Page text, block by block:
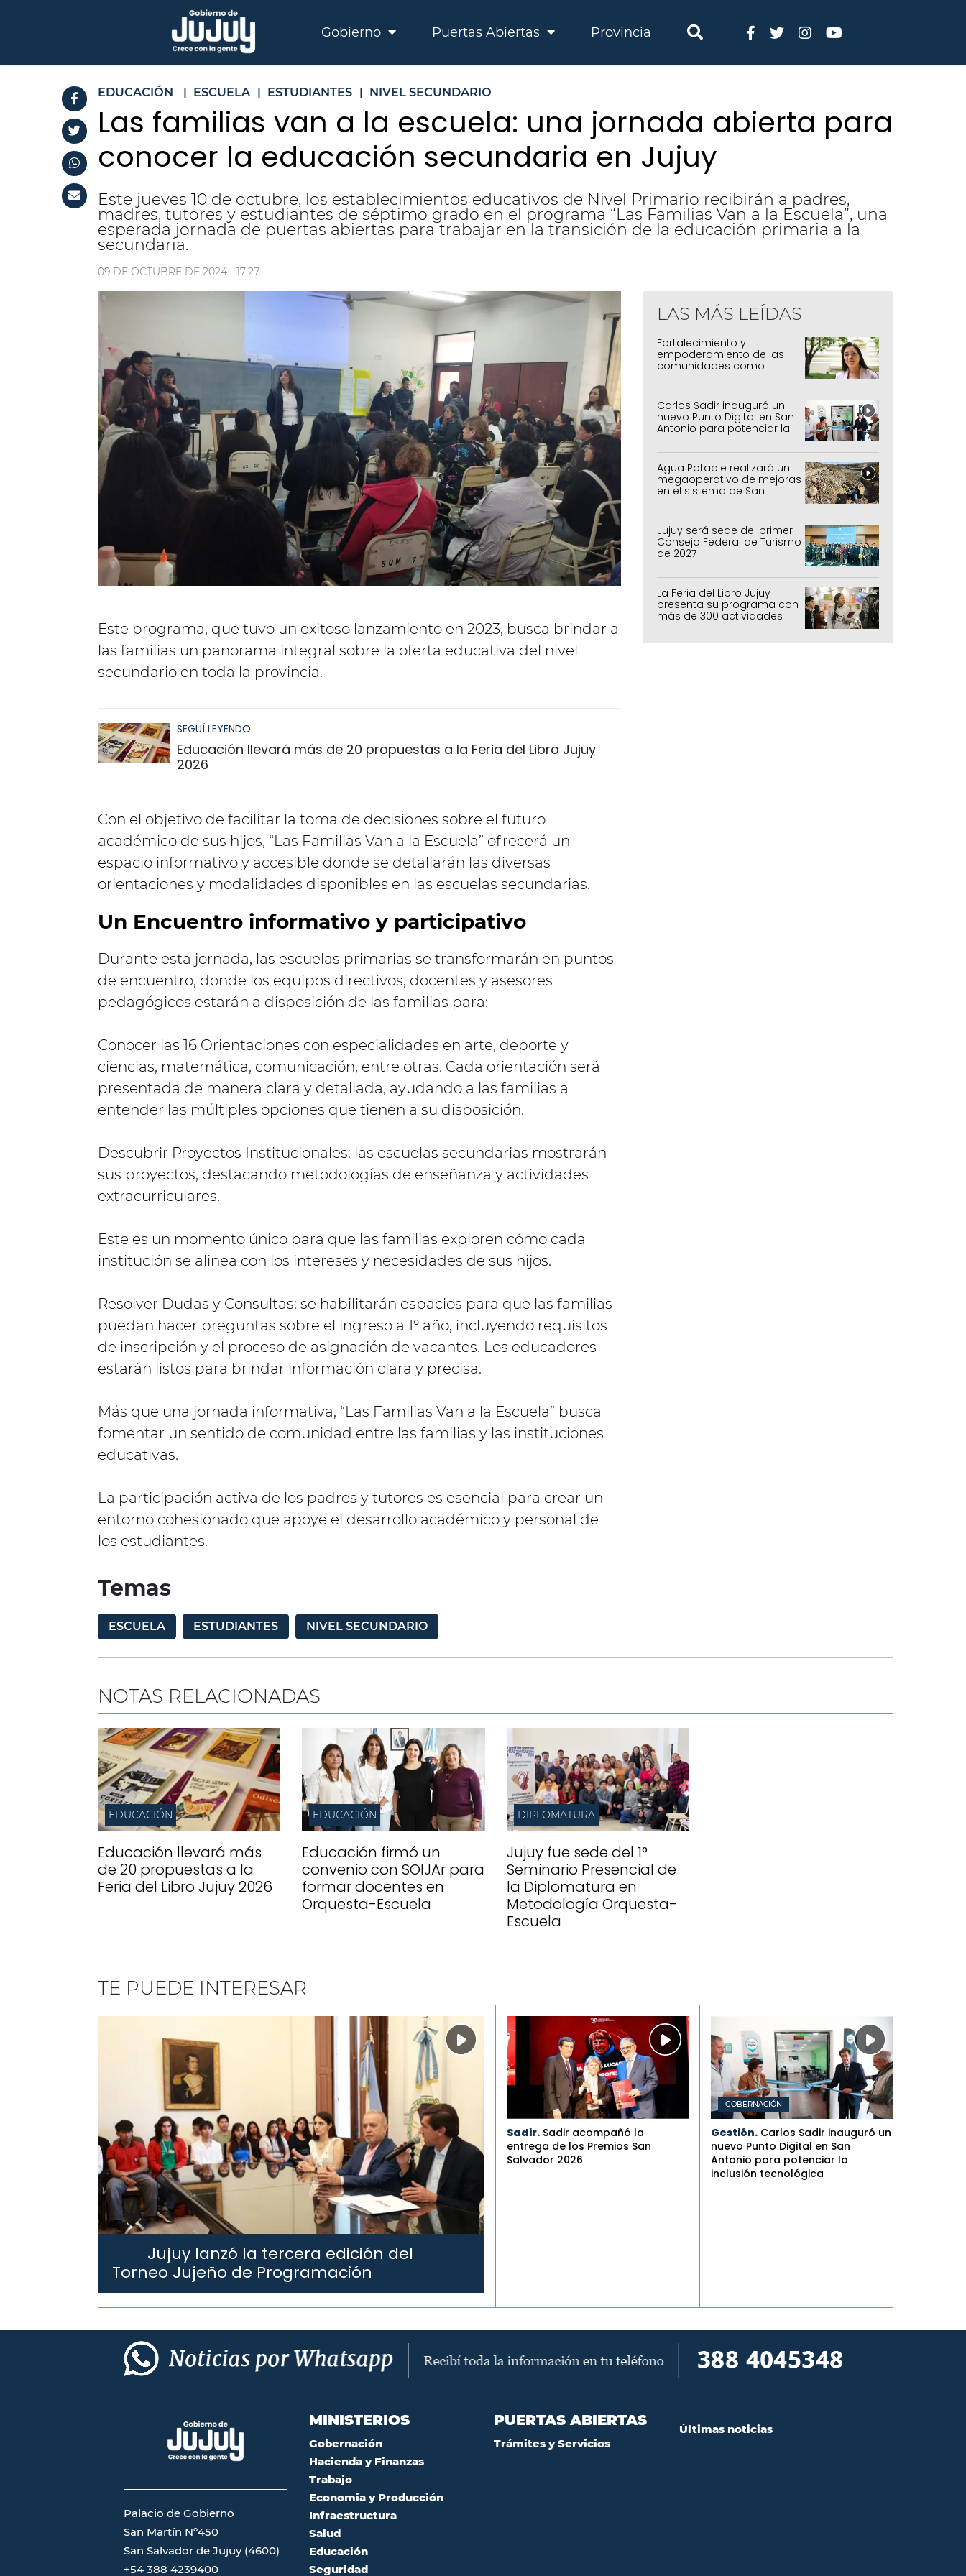
Gobierno Puertas Abiertas Provincia
EDUCACIÓN | ESCUELA | ESTUDIANTES | NIVEL SECUNDARIO
Las familias van a la escuela: una jornada abierta para
conocer la educación secundaria en Jujuy
Este jueves 10 de octubre, los establecimientos educativos de Nivel Primario recibirán a padres,
madres, tutores y estudiantes de séptimo grado en el programa “Las Familias Van a la Escuela”, una
esperada jornada de puertas abiertas para trabajar en la transición de la educación primaria a la
secundaria.
09 DE OCTUBRE DE 2024 - 17:27
Este programa, que tuvo un exitoso lanzamiento en 2023, busca brindar a
las familias un panorama integral sobre la oferta educativa del nivel
secundario en toda la provincia.
SEGUÍ LEYENDO
Educación llevará más de 20 propuestas a la Feria del Libro Jujuy
2026
Con el objetivo de facilitar la toma de decisiones sobre el futuro
académico de sus hijos, “Las Familias Van a la Escuela” ofrecerá un
espacio informativo y accesible donde se detallarán las diversas
orientaciones y modalidades disponibles en las escuelas secundarias.
Un Encuentro informativo y participativo
Durante esta jornada, las escuelas primarias se transformarán en puntos
de encuentro, donde los equipos directivos, docentes y asesores
pedagógicos estarán a disposición de las familias para:
Conocer las 16 Orientaciones con especialidades en arte, deporte y
ciencias, matemática, comunicación, entre otras. Cada orientación será
presentada de manera clara y detallada, ayudando a las familias a
entender las múltiples opciones que tienen a su disposición.
Descubrir Proyectos Institucionales: las escuelas secundarias mostrarán
sus proyectos, destacando metodologías de enseñanza y actividades
extracurriculares.
Este es un momento único para que las familias exploren cómo cada
institución se alinea con los intereses y necesidades de sus hijos.
Resolver Dudas y Consultas: se habilitarán espacios para que las familias
puedan hacer preguntas sobre el ingreso a 1° año, incluyendo requisitos
de inscripción y el proceso de asignación de vacantes. Los educadores
estarán listos para brindar información clara y precisa.
Más que una jornada informativa, “Las Familias Van a la Escuela” busca
fomentar un sentido de comunidad entre las familias y las instituciones
educativas.
La participación activa de los padres y tutores es esencial para crear un
entorno cohesionado que apoye el desarrollo académico y personal de
los estudiantes.
LAS MÁS LEÍDAS
Fortalecimiento y
empoderamiento de las
comunidades como
Carlos Sadir inauguró un
nuevo Punto Digital en San
Antonio para potenciar la
inclusión tecnológica
Agua Potable realizará un
megaoperativo de mejoras
en el sistema de San
Jujuy será sede del primer
Consejo Federal de Turismo
de 2027
La Feria del Libro Jujuy
presenta su programa con
más de 300 actividades
Temas
ESCUELA ESTUDIANTES NIVEL SECUNDARIO
NOTAS RELACIONADAS
EDUCACIÓN
Educación llevará más
de 20 propuestas a la
Feria del Libro Jujuy 2026
EDUCACIÓN
Educación firmó un
convenio con SOIJAr para
formar docentes en
Orquesta-Escuela
DIPLOMATURA
Jujuy fue sede del 1°
Seminario Presencial de
la Diplomatura en
Metodología Orquesta-
Escuela
TE PUEDE INTERESAR
Jujuy lanzó la tercera edición del
Torneo Jujeño de Programación
Sadir. Sadir acompañó la
entrega de los Premios San
Salvador 2026
GOBERNACIÓN
Gestión. Carlos Sadir inauguró un
nuevo Punto Digital en San
Antonio para potenciar la
inclusión tecnológica
Palacio de Gobierno
San Martín Nº450
San Salvador de Jujuy (4600)
+54 388 4239400
MINISTERIOS
Gobernación
Hacienda y Finanzas
Trabajo
Economia y Producción
Infraestructura
Salud
Educación
Seguridad
PUERTAS ABIERTAS
Trámites y Servicios
Últimas noticias